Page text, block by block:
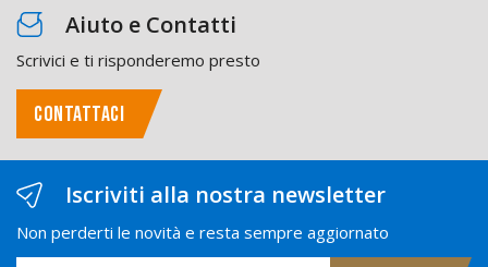
Aiuto e Contatti
Scrivici e ti risponderemo presto
CONTATTACI
Iscriviti alla nostra newsletter
Non perderti le novità e resta sempre aggiornato